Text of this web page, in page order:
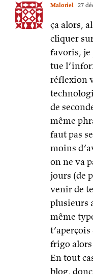
Maloriel 27
ça alors,
cliquer
favoris,
tue
réflexion
de
même
faut pas
moins
on ne va
jours (de
venir de
plusieurs
même
frigo
En tout
blog,